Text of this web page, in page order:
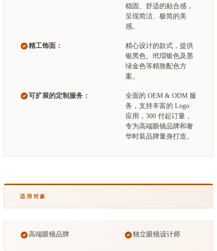
稳固、舒适的贴合感，
呈现简洁、极简的美
感。
精工饰面：
精心设计的款式，提供
银黑色、玳瑁银色及墨
绿金色等精致配色方
案。
可扩展的定制服务：
全面的 OEM & ODM 服
务，支持丰富的 Logo
应用，300 付起订量，
专为高端眼镜品牌和奢
华时装品牌量身打造。
适用对象
高端眼镜品牌 独立眼镜设计师